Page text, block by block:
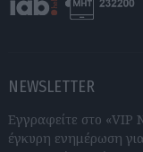
NEWSLETTER
Εγγραφείτε στο «VIP
έγκυρη ενημέρωση για